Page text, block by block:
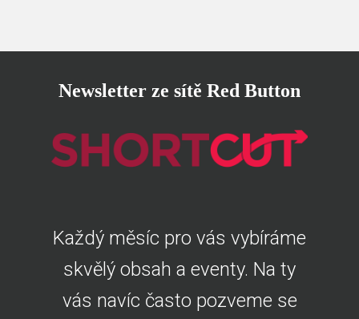
Newsletter ze sítě Red Button
Každý měsíc pro vás vybíráme
skvělý obsah a eventy. Na ty
vás navíc často pozveme se